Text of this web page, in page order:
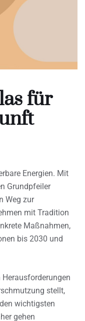
für
Energien. Mit
Grundpfeiler
Weg zur
mit Tradition
Maßnahmen,
bis 2030 und
Herausforderungen
stellt,
wichtigsten
gehen